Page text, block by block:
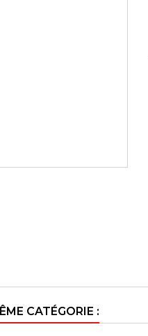
CATÉGORIE :